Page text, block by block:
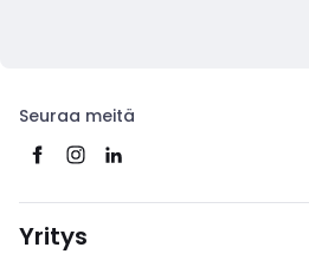
Seuraa meitä
Yritys